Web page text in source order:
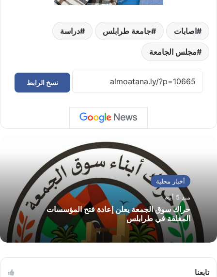
اصابات جامعة طرابلس دراسة
مجلس الجامعة
نسخ الرابط
أخبار محلية
منذ 5 أيام
حراك سوق الجمعة يعلن إعادة فتح المؤسسات
المغلقة في طرابلس
تابعنا